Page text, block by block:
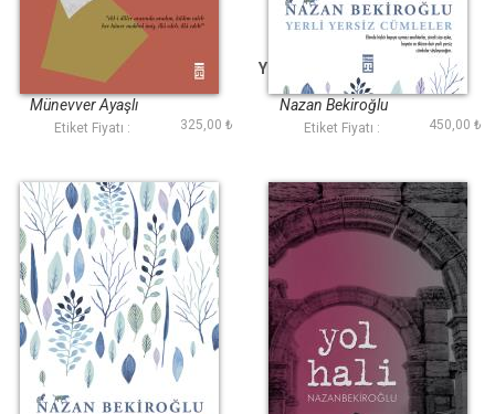
Edep Yâ Hû
Münevver Ayaşlı
Etiket Fiyatı : 325,00 ₺
Yerli Yersiz Cümleler
Nazan Bekiroğlu
Etiket Fiyatı : 450,00 ₺